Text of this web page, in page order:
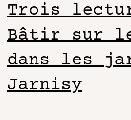
Trois
Bâtir sur
dans les
Jarnisy